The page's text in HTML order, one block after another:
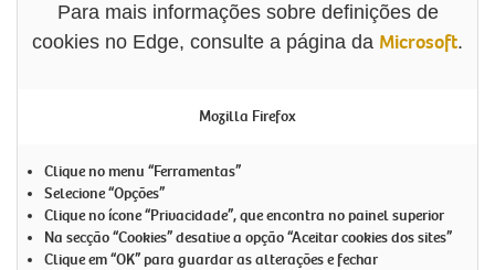
Para mais informações sobre definições de
cookies no Edge, consulte a página da Microsoft.
Mozilla Firefox
Clique no menu “Ferramentas”
Selecione “Opções”
Clique no ícone “Privacidade”, que encontra no painel superior
Na secção “Cookies” desative a opção “Aceitar cookies dos sites”
Clique em “OK” para guardar as alterações e fechar